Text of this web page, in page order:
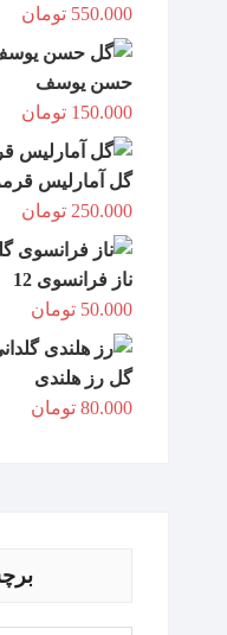
550.000 تومان
حسن یوسف
150.000 تومان
گل آمارلیس
250.000 تومان
ناز فرانسوی 12
50.000 تومان
گل رز هلندی
80.000 تومان